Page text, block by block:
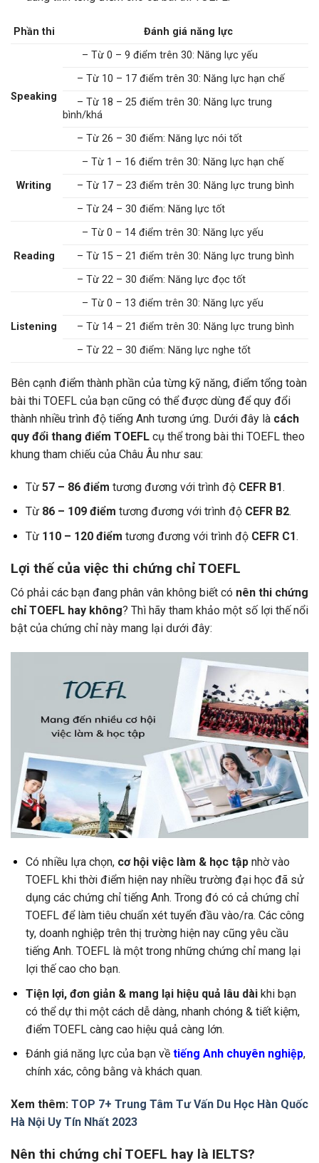
Phần thi Đánh giá năng lực
Speaking
– Từ 0 – 9 điểm trên 30: Năng lực yếu
– Từ 10 – 17 điểm trên 30: Năng lực hạn chế
– Từ 18 – 25 điểm trên 30: Năng lực trung
bình/khá
– Từ 26 – 30 điểm: Năng lực nói tốt
Writing
– Từ 1 – 16 điểm trên 30: Năng lực hạn chế
– Từ 17 – 23 điểm trên 30: Năng lực trung bình
– Từ 24 – 30 điểm: Năng lực tốt
Reading
– Từ 0 – 14 điểm trên 30: Năng lực yếu
– Từ 15 – 21 điểm trên 30: Năng lực trung bình
– Từ 22 – 30 điểm: Năng lực đọc tốt
Listening
– Từ 0 – 13 điểm trên 30: Năng lực yếu
– Từ 14 – 21 điểm trên 30: Năng lực trung bình
– Từ 22 – 30 điểm: Năng lực nghe tốt
Bên cạnh điểm thành phần của từng kỹ năng, điểm tổng toàn
bài thi TOEFL của bạn cũng có thể được dùng để quy đổi
thành nhiều trình độ tiếng Anh tương ứng. Dưới đây là cách
quy đổi thang điểm TOEFL cụ thể trong bài thi TOEFL theo
khung tham chiếu của Châu Âu như sau:
Từ 57 – 86 điểm tương đương với trình độ CEFR B1.
Từ 86 – 109 điểm tương đương với trình độ CEFR B2.
Từ 110 – 120 điểm tương đương với trình độ CEFR C1.
Lợi thế của việc thi chứng chỉ TOEFL
Có phải các bạn đang phân vân không biết có nên thi chứng
chỉ TOEFL hay không? Thì hãy tham khảo một số lợi thế nổi
bật của chứng chỉ này mang lại dưới đây:
Có nhiều lựa chọn, cơ hội việc làm & học tậpnhờ vào
TOEFL khi thời điểm hiện nay nhiều trường đại học đã sử
dụng các chứng chỉ tiếng Anh. Trong đó có cả chứng chỉ
TOEFL để làm tiêu chuẩn xét tuyển đầu vào/ra. Các công
ty, doanh nghiệp trên thị trường hiện nay cũng yêu cầu
tiếng Anh. TOEFL là một trong những chứng chỉ mang lại
lợi thế cao cho bạn.
Tiện lợi, đơn giản & mang lại hiệu quả lâu dàikhi bạn
có thể dự thi một cách dễ dàng, nhanh chóng & tiết kiệm,
điểm TOEFL càng cao hiệu quả càng lớn.
Đánh giá năng lực của bạn về tiếng Anh chuyên nghiệp,
chính xác, công bằng và khách quan.
Xem thêm: TOP 7+ Trung Tâm Tư Vấn Du Học Hàn Quốc
Hà Nội Uy Tín Nhất 2023
Nên thi chứng chỉ TOEFL hay là IELTS?